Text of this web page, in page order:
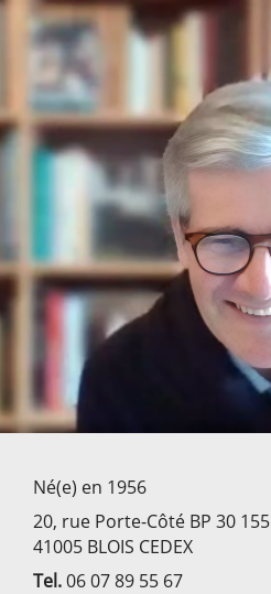
Né(e) en 1956
20, rue Porte-Côté BP 30 155
41005 BLOIS CEDEX
Tel.06 07 89 55 67